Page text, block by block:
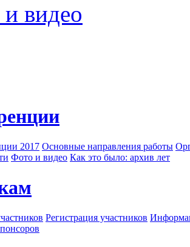
видео
2017 Основные направления работы
Фото и видео Как это было: архив лет
Регистрация участников